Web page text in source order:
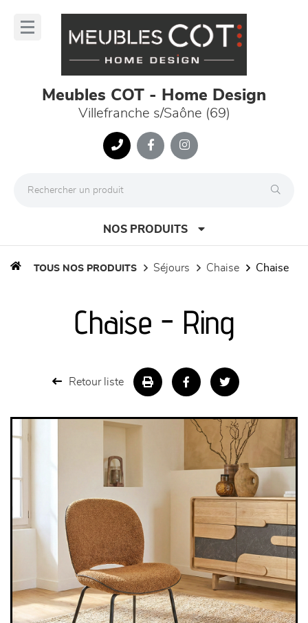
Meubles COT - Home Design
Villefranche s/Saône (69)
NOS PRODUITS
meubles de complément
TOUS NOS PRODUITS séjours chaise chaise
Chaise - Ring
Retour liste